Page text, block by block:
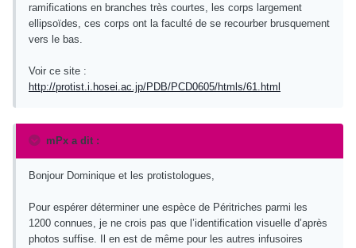
ramifications en branches très courtes, les corps largement
ellipsoïdes, ces corps ont la faculté de se recourber brusquement
vers le bas.
Voir ce site :
http://protist.i.hosei.ac.jp/PDB/PCD0605/htmls/61.html
mPx a dit :
Bonjour Dominique et les protistologues,
Pour espérer déterminer une espèce de Péritriches parmi les
1200 connues, je ne crois pas que l’identification visuelle d’après
photos suffise. Il en est de même pour les autres infusoires